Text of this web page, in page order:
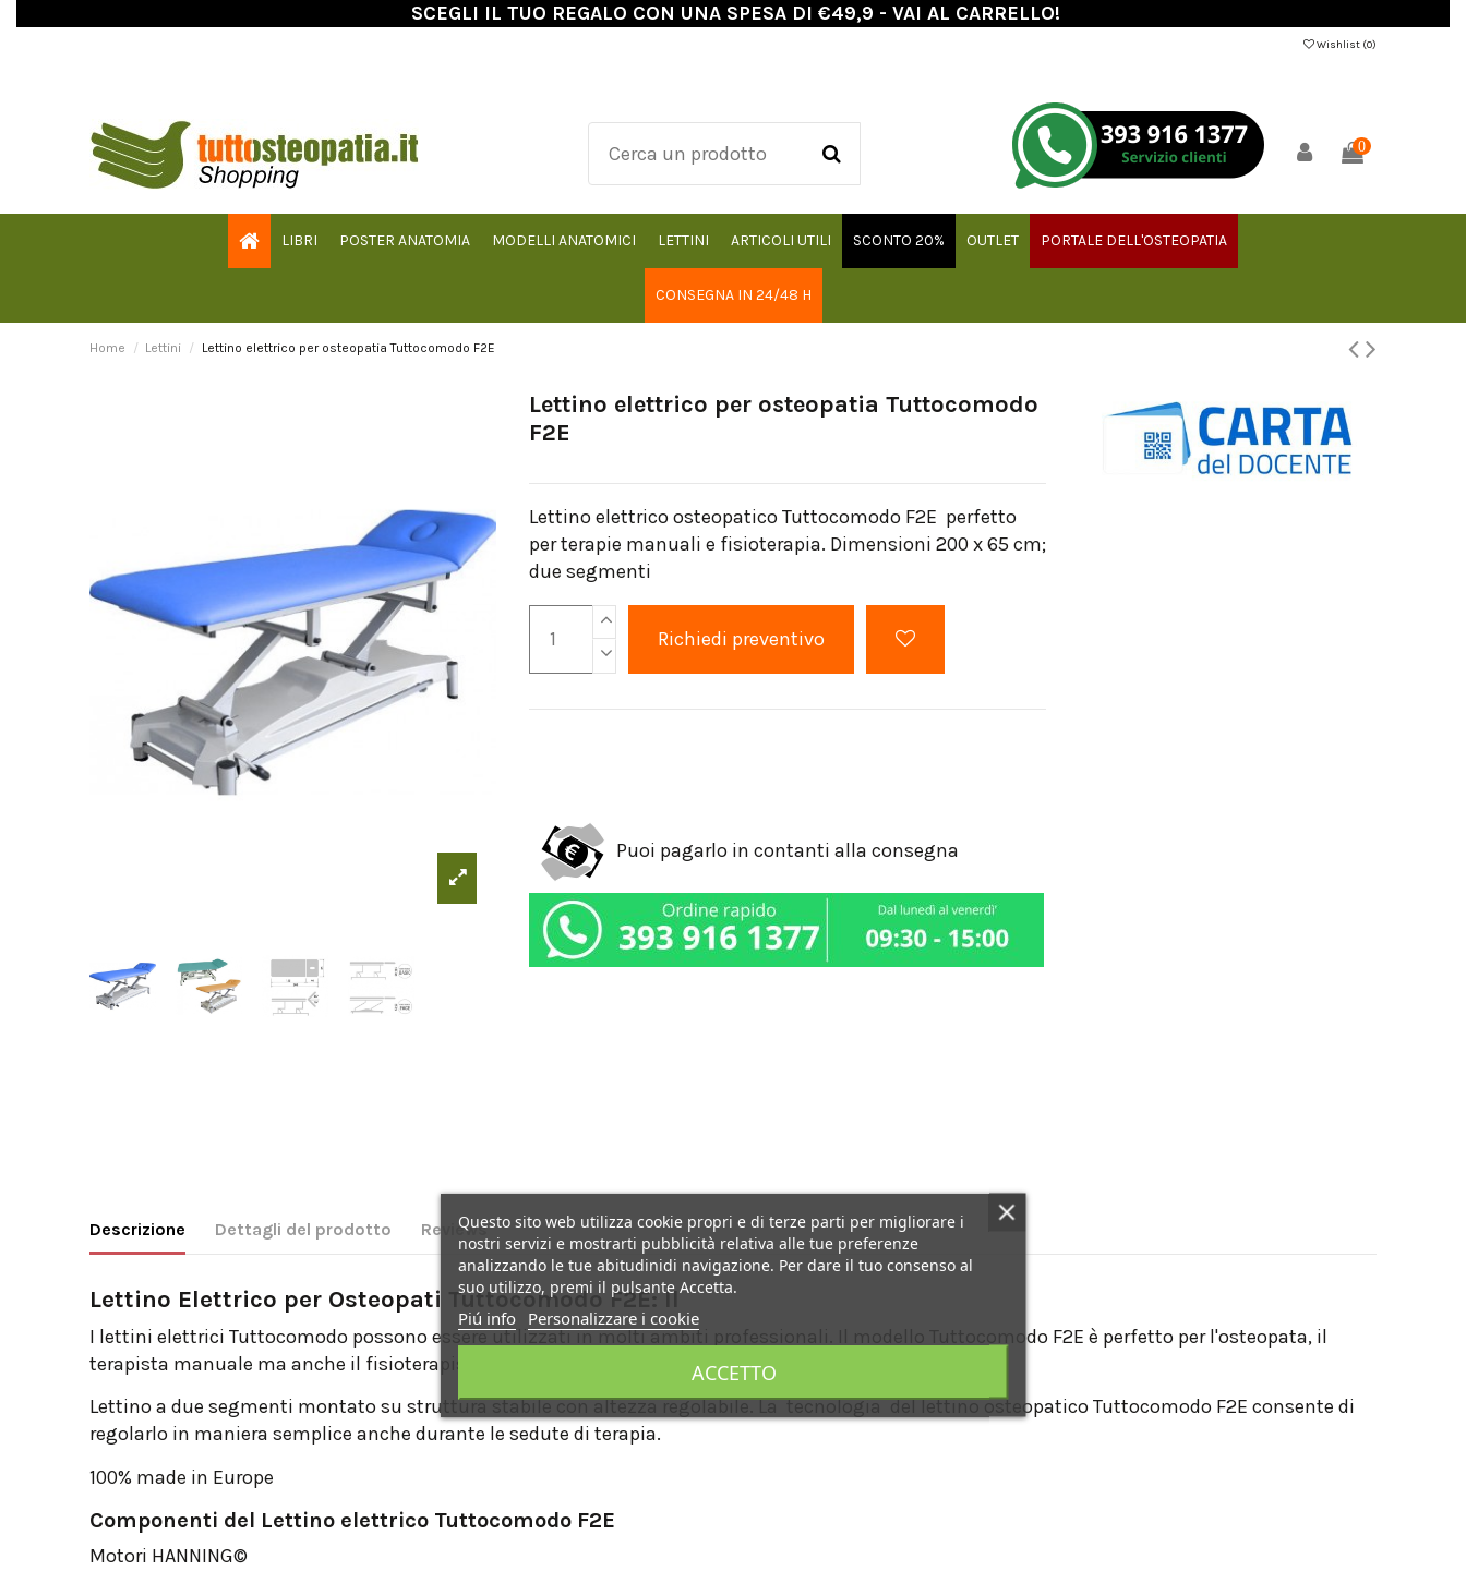
SCEGLI IL TUO REGALO CON UNA SPESA DI €49,9 - VAI AL CARRELLO!
Wishlist (0)
0
LIBRI POSTER ANATOMIA MODELLI ANATOMICI LETTINI ARTICOLI UTILI SCONTO 20% OUTLET PORTALE DELL'OSTEOPATIA
CONSEGNA IN 24/48 H
Home Lettini Lettino elettrico per osteopatia Tuttocomodo F2E
Lettino elettrico per osteopatia Tuttocomodo
F2E
Lettino elettrico osteopatico Tuttocomodo F2E perfetto
per terapie manuali e fisioterapia. Dimensioni 200 x 65 cm;
due segmenti
Puoi pagarlo in contanti alla consegna
Descrizione Dettagli del prodotto Reviews
Lettino Elettrico per Osteopati Tuttocomodo F2E: Il
I lettini elettrici Tuttocomodo possono essere utilizzati in molti ambiti professionali. Il modello Tuttocomodo F2E è perfetto per l'osteopata, il
terapista manuale ma anche il fisioterapista.
Lettino a due segmenti montato su struttura stabile con altezza regolabile. La tecnologia del lettino osteopatico Tuttocomodo F2E consente di
regolarlo in maniera semplice anche durante le sedute di terapia.
100% made in Europe
Componenti del Lettino elettrico Tuttocomodo F2E
Motori HANNING©
Questo sito web utilizza cookie propri e di terze parti per migliorare i
nostri servizi e mostrarti pubblicità relativa alle tue preferenze
analizzando le tue abitudinidi navigazione. Per dare il tuo consenso al
suo utilizzo, premi il pulsante Accetta.
Piú info Personalizzare i cookie
ACCETTO